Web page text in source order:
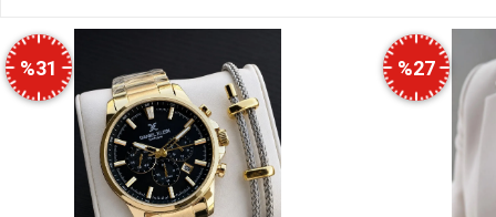
%31 %27